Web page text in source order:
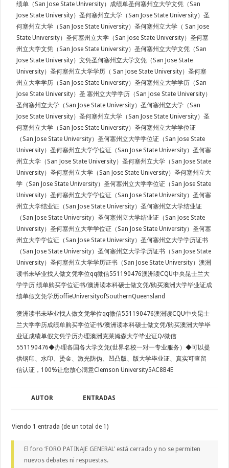
绩单（San Jose State University）成绩单圣何塞州立大学文凭（San
Jose State University）圣何塞州立大学（San Jose State University）圣
何塞州立大学（San Jose State University）圣何塞州立大学（ San Jose
State University）圣何塞州立大学（San Jose State University）圣何塞
州立大学文凭（San Jose State University）圣何塞州立大学文凭（San
Jose State University）文凭圣何塞州立大学文凭（San Jose State
University）圣何塞州立大学学历（ San Jose State University）圣何塞
州立大学学历（San Jose State University）圣何塞州立大学学历（San
Jose State University）圣 塞州立大学学历（San Jose State University）
圣何塞州立大学（San Jose State University）圣何塞州立大学（San
Jose State University）圣何塞州立大学（San Jose State University）圣
何塞州立大学（San Jose State University）圣何塞州立大学学位证
（San Jose State University）圣何塞州立大学学位证（San Jose State
University）圣何塞州立大学学位证（San Jose State University）圣何塞
州立大学（San Jose State University）圣何塞州立大学（San Jose State
University）圣何塞州立大学（San Jose State University）圣何塞州立大
学（San Jose State University）圣何塞州立大学学位证（San Jose State
University）圣何塞州立大学学位证（San Jose State University）圣何塞
州立大学结业证（San Jose State University）圣何塞州立大学结业证
（San Jose State University）圣何塞州立大学结业证（San Jose State
University）圣何塞州立大学学位证（San Jose State University）圣何塞
州立大学学位证（San Jose State University）圣何塞州立大学学历证书
（San Jose State University）圣何塞州立大学学历证书（San Jose State
University）圣何塞州立大学学历证书（San Jose State University）澳洲
读书未毕业找人做文凭学位qq微信551190476澳洲读CQU中央昆士兰大
学学历 绩单购买学位证书/澳洲读本科硕士做文凭/购买澳洲大学毕业证成
绩单假文凭学历offieUniversityofSouthernQueensland
澳洲读书未毕业找人做文凭学位qq微信551190476澳洲读CQU中央昆士
兰大学学历成绩单购买学位证书/澳洲读本科硕士做文凭/购买澳洲大学毕
业证成绩单假文凭学历办理澳洲克莱姆森大学毕业证Q/微信
551190476◆办理各国各大学文凭(世界名校一对一专业服务）◆可以提
供钢印、水印、烫金、激光防伪、凹凸版、版大学毕业证、真实可查留
信认证，100%让您放心满意Clemson University5AC8B4E
AUTOR ENTRADAS
Viendo 1 entrada (de un total de 1)
El foro ‘FORO PATINAJE GENERAL’ está cerrado y no se permiten
nuevos debates ni respuestas.